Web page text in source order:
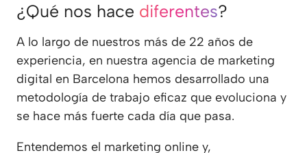
¿Qué nos hace diferentes?
A lo largo de nuestros más de 22 años de
experiencia, en nuestra agencia de marketing
digital en Barcelona hemos desarrollado una
metodología de trabajo eficaz que evoluciona y
se hace más fuerte cada día que pasa.
Entendemos el marketing online y,